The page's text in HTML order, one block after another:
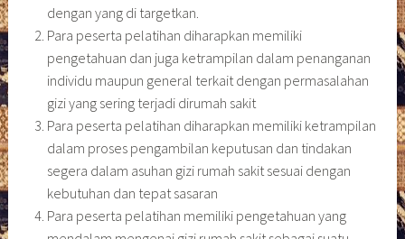
dengan yang di targetkan.
Para peserta pelatihan diharapkan memiliki
pengetahuan dan juga ketrampilan dalam penanganan
individu maupun general terkait dengan permasalahan
gizi yang sering terjadi dirumah sakit
Para peserta pelatihan diharapkan memiliki ketrampilan
dalam proses pengambilan keputusan dan tindakan
segera dalam asuhan gizi rumah sakit sesuai dengan
kebutuhan dan tepat sasaran
Para peserta pelatihan memiliki pengetahuan yang